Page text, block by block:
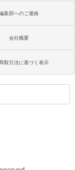
集部へのご連絡
会社概要
取引法に基づく表示